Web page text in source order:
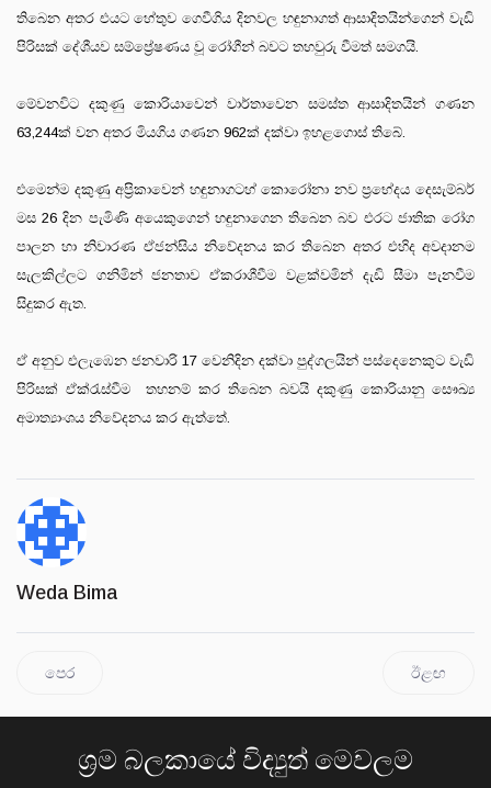
තිබෙන අතර එයට හේතුව ගෙවීගිය දිනවල හඳුනාගත් ආසාදිතයින්ගෙන් වැඩි
පිරිසක් දේශීයව සම්ප්‍රේෂණය වූ රෝගීන් බවට තහවුරු වීමත් සමගයි.
මේවනවිට දකුණු කොරියාවෙන් වාර්තාවෙන සමස්ත ආසාදිතයින් ගණන
63,244ක් වන අතර මියගිය ගණන 962ක් දක්වා ඉහළගොස් තිබේ.
එමෙන්ම දකුණු අප්‍රිකාවෙන් හඳුනාගටහ් කොරෝනා නව ප්‍රභේදය දෙසැම්බර්
මස 26 දින පැමිණි අයෙකුගෙන් හඳුනාගෙන තිබෙන බව එරට ජාතික රෝග
පාලන හා නිවාරණ ඒජන්සිය නිවේදනය කර තිබෙන අතර එහිද අවදානම
සැලකිල්ලට ගනිමින් ජනතාව ඒකරාශීවීම වළක්වමින් දැඩි සීමා පැනවීම
සිදුකර ඇත.
ඒ අනුව එලැඹෙන ජනවාරි 17 වෙනිදින දක්වා පුද්ගලයින් පස්දෙනෙකුට වැඩි
පිරිසක් ඒක්රැස්වීම තහනම් කර තිබෙන බවයි දකුණු කොරියානු සෞඛ්‍ය
අමාත්‍යාංශය නිවේදනය කර ඇත්තේ.
Weda Bima
පෙර ඊළඟ
ශ්‍රම බලකායේ විද්‍යුත් මෙවලම